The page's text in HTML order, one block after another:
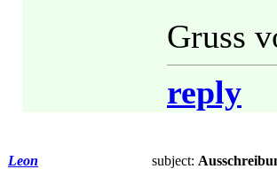
Gruss
reply
Leon subject: